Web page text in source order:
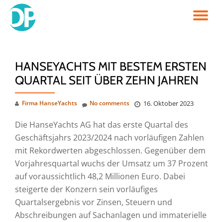
Skip
HANSEYACHTS MIT BESTEM ERSTEN
QUARTAL SEIT ÜBER ZEHN JAHREN
Firma HanseYachts 16. Oktober 2023
No comments
Die HanseYachts AG hat das erste Quartal des
Geschäftsjahrs 2023/2024 nach vorläufigen Zahlen
mit Rekordwerten abgeschlossen. Gegenüber dem
Vorjahresquartal wuchs der Umsatz um 37 Prozent
auf voraussichtlich 48,2 Millionen Euro. Dabei
steigerte der Konzern sein vorläufiges
Quartalsergebnis vor Zinsen, Steuern und
Abschreibungen auf Sachanlagen und immaterielle